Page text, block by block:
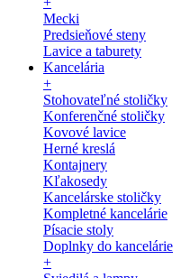
Mecki
Predsieňové steny
Lavice a taburety
Kancelária
+
Stohovateľné stoličky
Konferenčné stoličky
Kovové lavice
Herné kreslá
Kontajnery
Kľakosedy
Kancelárske stoličky
Kompletné kancelárie
Písacie stoly
Doplnky do kancelárie
+